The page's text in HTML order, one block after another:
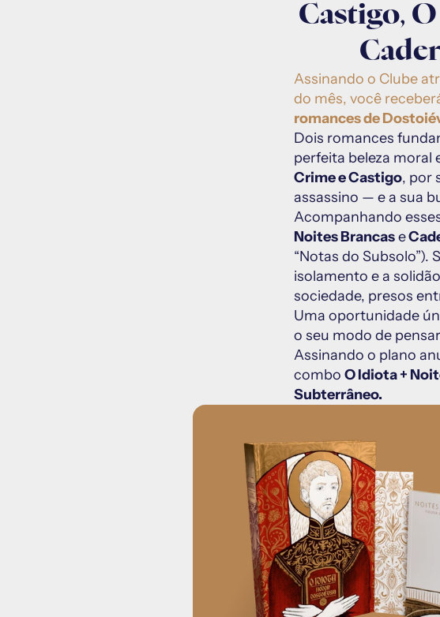
Castigo,
Assinando o Clube
do mês, você
romances de
Dois romances
Crime e Castigo, por
assassino — e a sua
Noites Brancas e
“Notas do Subsolo”).
isolamento e a
sociedade, presos
Uma oportunidade
o seu modo de
Assinando o plano
combo O Idiota +
Subterrâneo.